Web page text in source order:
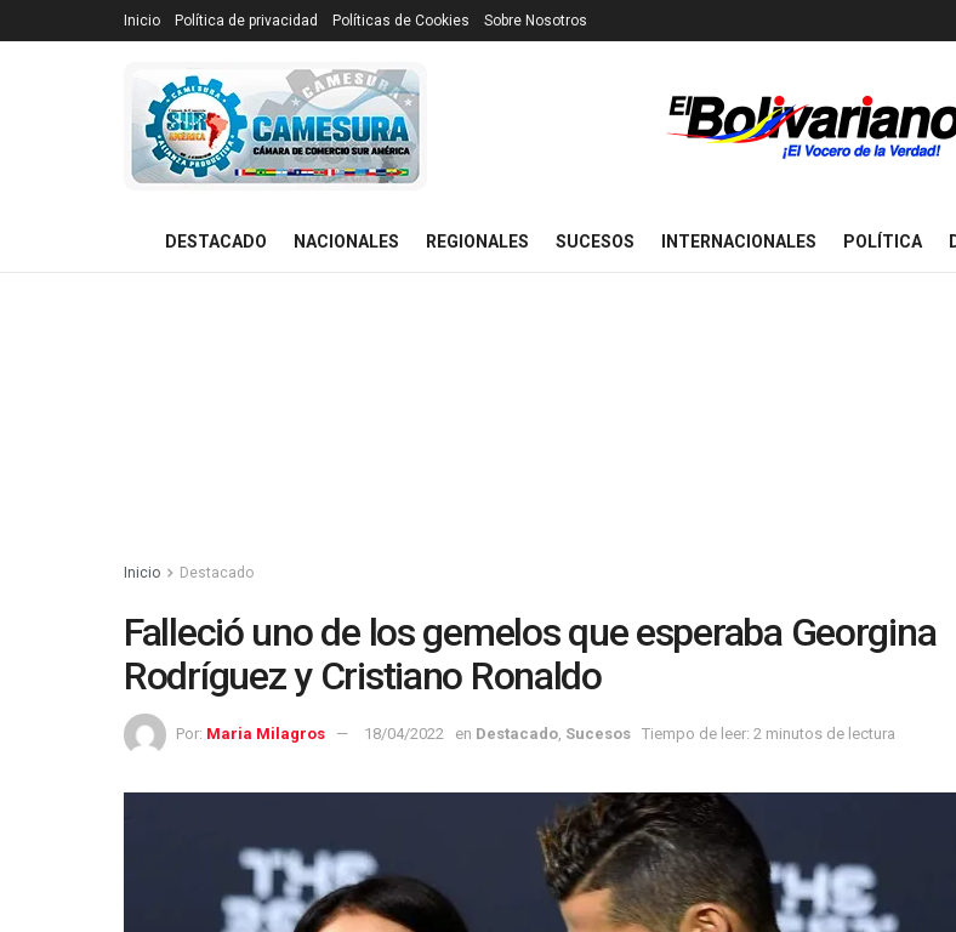
Inicio Política de privacidad Políticas de Cookies Sobre Nosotros
DESTACADO NACIONALES REGIONALES SUCESOS INTERNACIONALES POLÍTICA
Inicio Destacado
Falleció uno de los gemelos que esperaba Georgina
Rodríguez y Cristiano Ronaldo
Por: Maria Milagros 18/04/2022 en Destacado Sucesos Tiempo de leer: 2 minutos de lectura